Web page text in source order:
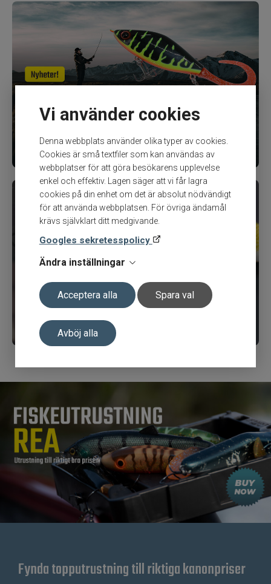
Vi använder cookies
Denna webbplats använder olika typer av cookies.
Cookies är små textfiler som kan användas av
webbplatser för att göra besökarens upplevelse
enkel och effektiv. Lagen säger att vi får lagra
cookies på din enhet om det är absolut nödvändigt
för att använda webbplatsen. För övriga ändamål
krävs självklart ditt medgivande.
Googles sekretesspolicy
Ändra inställningar
Acceptera alla Spara val
Avböj alla
Fynda topputrustning till riktiga kanonpriser